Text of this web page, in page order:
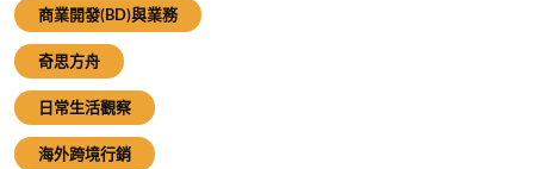
商業開發(BD)與業務
奇思方舟
日常生活觀察
海外跨境行銷